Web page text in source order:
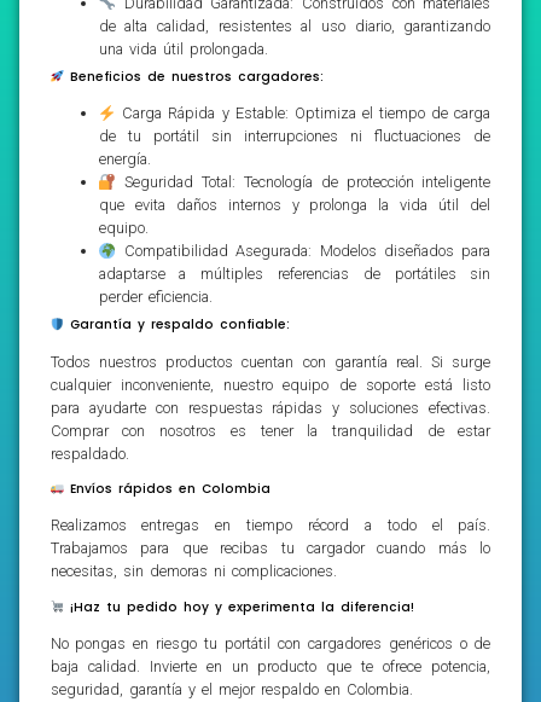
de alta calidad, resistentes al uso diario, garantizando
una vida útil prolongada.
Beneficios de nuestros cargadores:
Carga Rápida y Estable: Optimiza el tiempo de carga
de tu portátil sin interrupciones ni fluctuaciones de
energía.
Seguridad Total: Tecnología de protección inteligente
que evita daños internos y prolonga la vida útil del
equipo.
Compatibilidad Asegurada: Modelos diseñados para
adaptarse a múltiples referencias de portátiles sin
perder eficiencia.
Garantía y respaldo confiable:
Todos nuestros productos cuentan con garantía real. Si surge
cualquier inconveniente, nuestro equipo de soporte está listo
para ayudarte con respuestas rápidas y soluciones efectivas.
Comprar con nosotros es tener la tranquilidad de estar
respaldado.
Envíos rápidos en Colombia
Realizamos entregas en tiempo récord a todo el país.
Trabajamos para que recibas tu cargador cuando más lo
necesitas, sin demoras ni complicaciones.
¡Haz tu pedido hoy y experimenta la diferencia!
No pongas en riesgo tu portátil con cargadores genéricos o de
baja calidad. Invierte en un producto que te ofrece potencia,
seguridad, garantía y el mejor respaldo en Colombia.